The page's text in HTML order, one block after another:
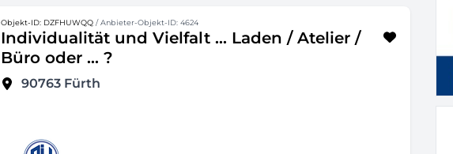
Objekt-ID: DZFHUWQQ / Anbieter-Objekt-ID: 4624
Individualität und Vielfalt ... Laden / Atelier /
Büro oder ... ?
90763 Fürth